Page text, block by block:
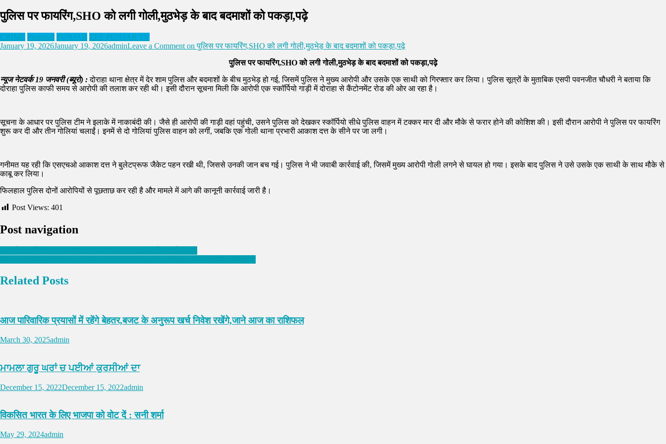
पुलिस पर फायरिंग,SHO को लगी गोली,मुठभेड़ के बाद बदमाशों को पकड़ा,पढ़े
CRIME Featured PUNJAB ZEE PUNJAB TV
January 19, 2026January 19, 2026adminLeave a Comment on पुलिस पर फायरिंग,SHO को लगी गोली,मुठभेड़ के बाद बदमाशों को पकड़ा,पढ़े
पुलिस पर फायरिंग,SHO को लगी गोली,मुठभेड़ के बाद बदमाशों को पकड़ा,पढ़े
न्यूज नेटवर्क 19 जनवरी (ब्यूरो) :दोराहा थाना क्षेत्र में देर शाम पुलिस और बदमाशों के बीच मुठभेड़ हो गई, जिसमें पुलिस ने मुख्य आरोपी और उसके एक साथी को गिरफ्तार कर लिया। पुलिस सूत्रों के मुताबिक एसपी पवनजीत चौधरी ने बताया कि
दोराहा पुलिस काफी समय से आरोपी की तलाश कर रही थी। इसी दौरान सूचना मिली कि आरोपी एक स्कॉर्पियो गाड़ी में दोराहा से कैंटोनमेंट रोड की ओर आ रहा है।
सूचना के आधार पर पुलिस टीम ने इलाके में नाकाबंदी की। जैसे ही आरोपी की गाड़ी वहां पहुंची, उसने पुलिस को देखकर स्कॉर्पियो सीधे पुलिस वाहन में टक्कर मार दी और मौके से फरार होने की कोशिश की। इसी दौरान आरोपी ने पुलिस पर फायरिंग
शुरू कर दी और तीन गोलियां चलाईं। इनमें से दो गोलियां पुलिस वाहन को लगीं, जबकि एक गोली थाना प्रभारी आकाश दत्त के सीने पर जा लगी।
गनीमत यह रही कि एसएचओ आकाश दत्त ने बुलेटप्रूफ जैकेट पहन रखी थी, जिससे उनकी जान बच गई। पुलिस ने भी जवाबी कार्रवाई की, जिसमें मुख्य आरोपी गोली लगने से घायल हो गया। इसके बाद पुलिस ने उसे उसके एक साथी के साथ मौके से
काबू कर लिया।
फिलहाल पुलिस दोनों आरोपियों से पूछताछ कर रही है और मामले में आगे की कानूनी कार्रवाई जारी है।
Post Views: 401
Post navigation
Related Posts
आज पारिवारिक प्रयासों में रहेंगे बेहतर,बजट के अनुरूप खर्च निवेश रखेंगे,जाने आज का राशिफल
March 30, 2025admin
ਮਾਮਲਾ ਗੁਰੂ ਘਰਾਂ ਚ ਪਈਆਂ ਕੁਰਸੀਆਂ ਦਾ
December 15, 2022December 15, 2022admin
विकसित भारत के लिए भाजपा को वोट दें : सनी शर्मा
May 29, 2024admin